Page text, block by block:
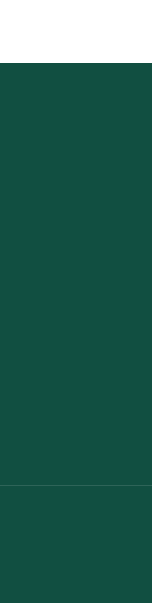
の取得・蓄積
ださい。な
ブサイト上で
合がございま